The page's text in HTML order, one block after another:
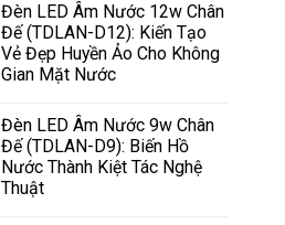
Đèn LED Âm Nước 12w Chân
Đế (TDLAN-D12): Kiến Tạo
Vẻ Đẹp Huyền Ảo Cho Không
Gian Mặt Nước
Đèn LED Âm Nước 9w Chân
Đế (TDLAN-D9): Biến Hồ
Nước Thành Kiệt Tác Nghệ
Thuật